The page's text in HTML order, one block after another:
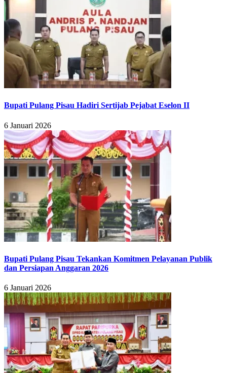
Bupati Pulang Pisau Hadiri Sertijab Pejabat Eselon II
6 Januari 2026
Bupati Pulang Pisau Tekankan Komitmen Pelayanan Publik
dan Persiapan Anggaran 2026
6 Januari 2026